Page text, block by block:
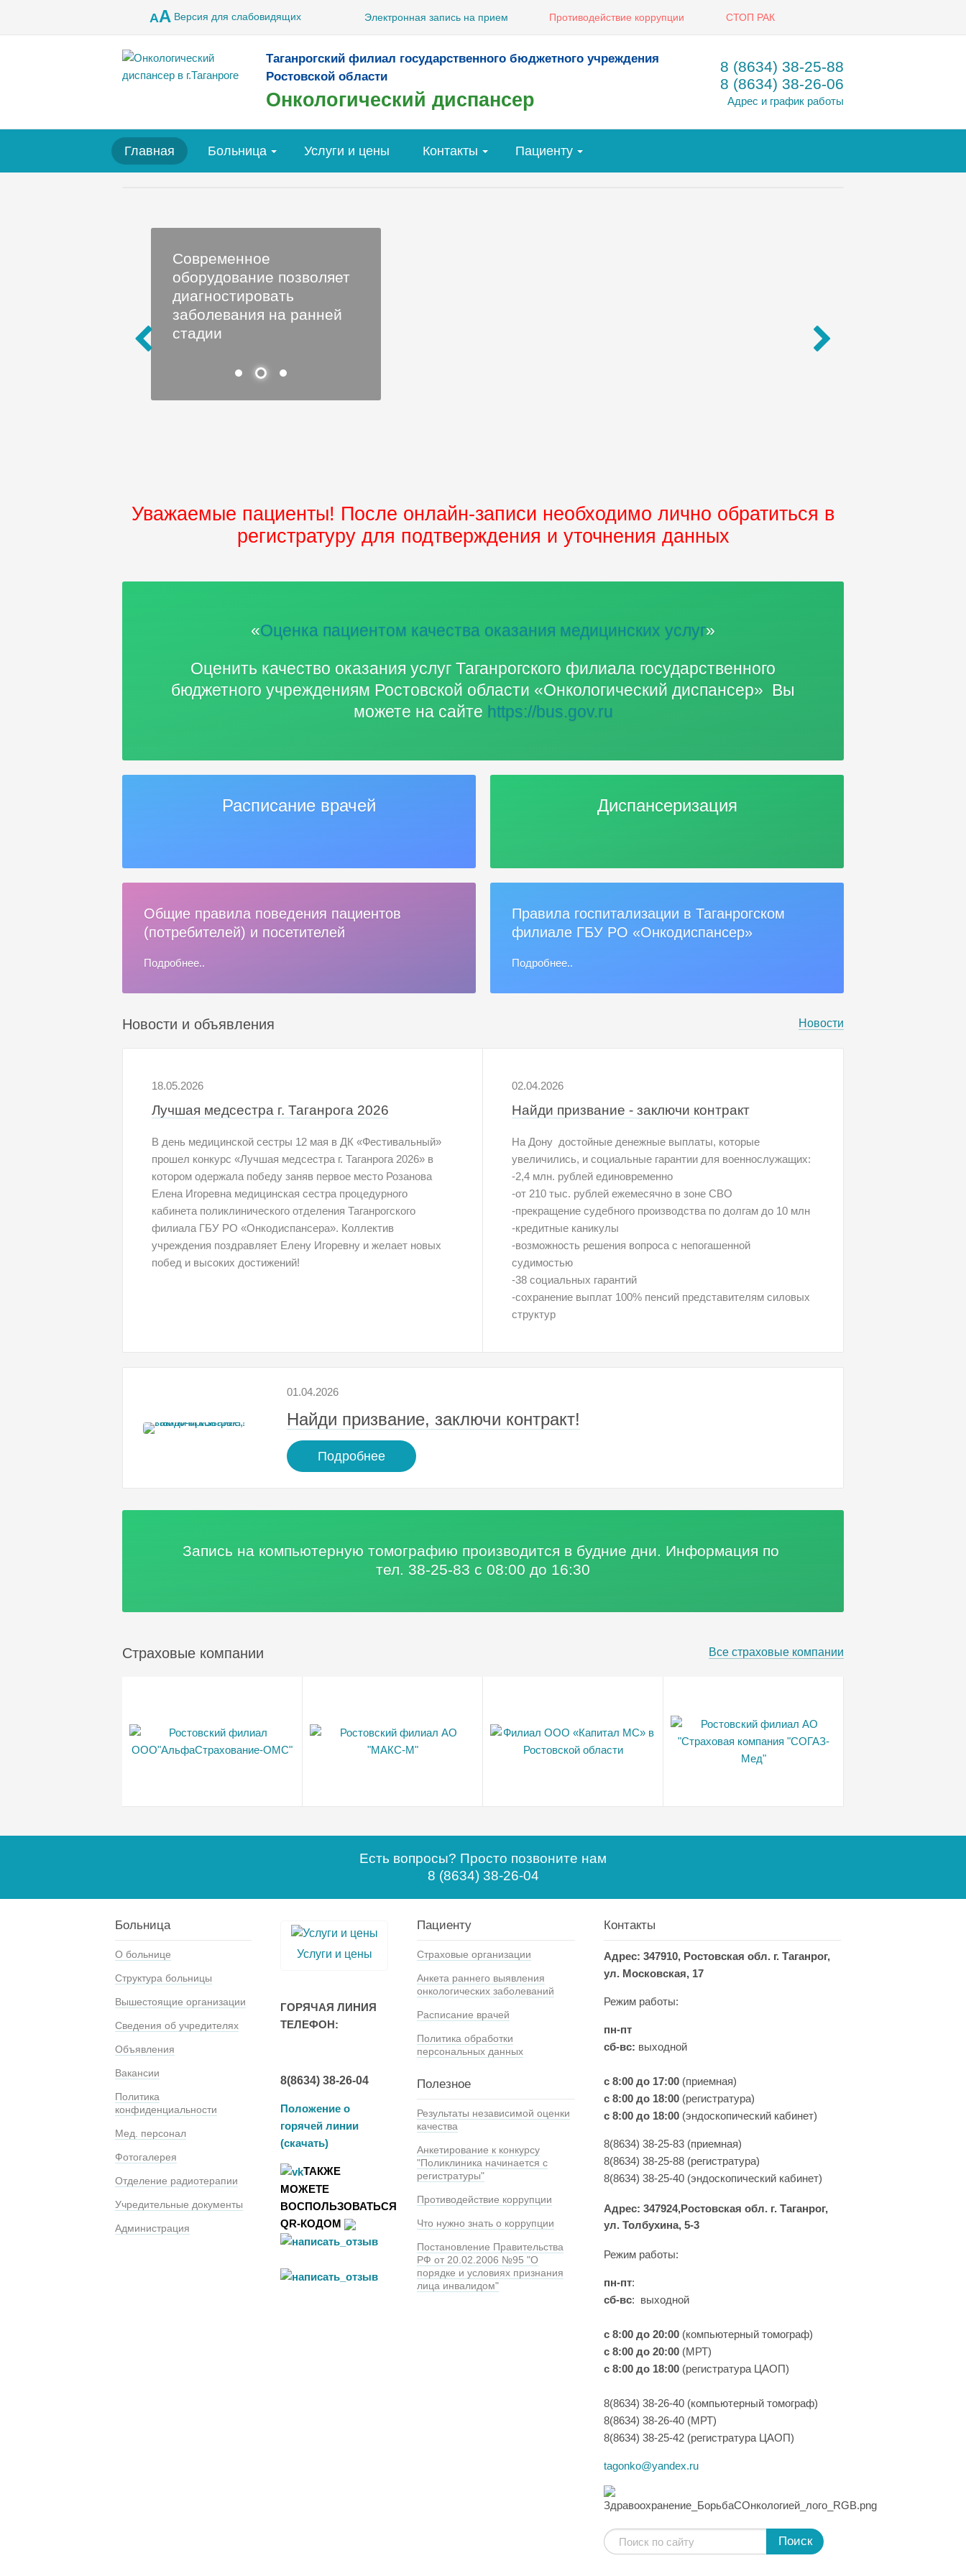
AA Версия для слабовидящих Электронная запись на прием Противодействие коррупции СТОП РАК
Таганрогский филиал государственного бюджетного учреждения
Ростовской области
Онкологический диспансер
8 (8634) 38-25-88
8 (8634) 38-26-06
Адрес и график работы
Главная Больница Услуги и цены Контакты Пациенту
Современное
оборудование позволяет
диагностировать
заболевания на ранней
стадии
Уважаемые пациенты! После онлайн-записи необходимо лично обратиться в
регистратуру для подтверждения и уточнения данных
«Оценка пациентом качества оказания медицинских услуг»
Оценить качество оказания услуг Таганрогского филиала государственного
бюджетного учреждениям Ростовской области «Онкологический диспансер» Вы
можете на сайте https://bus.gov.ru
Расписание врачей Диспансеризация
Общие правила поведения пациентов
(потребителей) и посетителей
Подробнее..
Правила госпитализации в Таганрогском
филиале ГБУ РО «Онкодиспансер»
Подробнее..
Новости и объявления Новости
18.05.2026
Лучшая медсестра г. Таганрога 2026
В день медицинской сестры 12 мая в ДК «Фестивальный»
прошел конкурс «Лучшая медсестра г. Таганрога 2026» в
котором одержала победу заняв первое место Розанова
Елена Игоревна медицинская сестра процедурного
кабинета поликлинического отделения Таганрогского
филиала ГБУ РО «Онкодиспансера». Коллектив
учреждения поздравляет Елену Игоревну и желает новых
побед и высоких достижений!
02.04.2026
Найди призвание - заключи контракт
На Дону достойные денежные выплаты, которые
увеличились, и социальные гарантии для военнослужащих:
-2,4 млн. рублей единовременно
-от 210 тыс. рублей ежемесячно в зоне СВО
-прекращение судебного производства по долгам до 10 млн
-кредитные каникулы
-возможность решения вопроса с непогашенной
судимостью
-38 социальных гарантий
-сохранение выплат 100% пенсий представителям силовых
структур
01.04.2026
Найди призвание, заключи контракт!
Подробнее
Запись на компьютерную томографию производится в будние дни. Информация по
тел. 38-25-83 с 08:00 до 16:30
Страховые компании Все страховые компании
Есть вопросы? Просто позвоните нам
8 (8634) 38-26-04
Больница
О больнице
Структура больницы
Вышестоящие организации
Сведения об учредителях
Объявления
Вакансии
Политика
конфиденциальности
Мед. персонал
Фотогалерея
Отделение радиотерапии
Учредительные документы
Администрация
Услуги и цены
ГОРЯЧАЯ ЛИНИЯ
ТЕЛЕФОН:
8(8634) 38-26-04
Положение о
горячей линии
(скачать)
ТАКЖЕ
МОЖЕТЕ
ВОСПОЛЬЗОВАТЬСЯ
QR-КОДОМ
Пациенту
Страховые организации
Анкета раннего выявления
онкологических заболеваний
Расписание врачей
Политика обработки
персональных данных
Полезное
Результаты независимой оценки
качества
Анкетирование к конкурсу
"Поликлиника начинается с
регистратуры"
Противодействие коррупции
Что нужно знать о коррупции
Постановление Правительства
РФ от 20.02.2006 №95 "О
порядке и условиях признания
лица инвалидом"
Контакты
Адрес: 347910, Ростовская обл. г. Таганрог,
ул. Московская, 17
Режим работы:
пн-пт
сб-вс: выходной
с 8:00 до 17:00 (приемная)
с 8:00 до 18:00 (регистратура)
с 8:00 до 18:00 (эндоскопический кабинет)
8(8634) 38-25-83 (приемная)
8(8634) 38-25-88 (регистратура)
8(8634) 38-25-40 (эндоскопический кабинет)
Адрес: 347924,Ростовская обл. г. Таганрог,
ул. Толбухина, 5-3
Режим работы:
пн-пт:
сб-вс: выходной
с 8:00 до 20:00 (компьютерный томограф)
с 8:00 до 20:00 (МРТ)
с 8:00 до 18:00 (регистратура ЦАОП)
8(8634) 38-26-40 (компьютерный томограф)
8(8634) 38-26-40 (МРТ)
8(8634) 38-25-42 (регистратура ЦАОП)
tagonko@yandex.ru
Поиск